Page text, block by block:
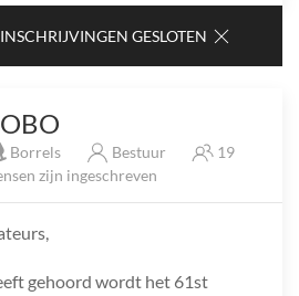
INSCHRIJVINGEN GESLOTEN
Borrels Bestuur
19
zijn ingeschreven
gehoord wordt het 61st